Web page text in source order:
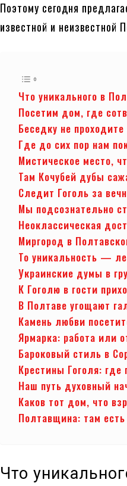
Поэтому сегодня
известной и неизвестной
Что уникального в
Посетим дом, где
Беседку не
Где до сих пор нам
Мистическое место,
Там Кочубей дубы
Следит Гоголь за
Мы подсознательно
Неоклассическая
Миргород в
То уникальность —
Украинские думы в
К Гоголю в гости
В Полтаве угощают
Камень любви
Ярмарка: работа или
Бароковый стиль в
Крестины Гоголя:
Наш путь духовный
Каков тот дом, что
Полтавщина: там
Что